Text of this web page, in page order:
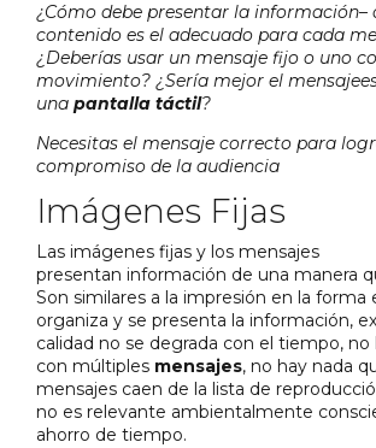
¿Cómo debe presentar la información–
contenido es el adecuado para cada
¿Deberías usar un mensaje fijo o uno
movimiento? ¿Sería mejor el
una pantalla táctil?
Necesitas el mensaje correcto para
compromiso de la audiencia
Imágenes Fijas
Las imágenes fijas y los mensajes
presentan información de una manera
Son similares a la impresión en la forma
organiza y se presenta la información,
calidad no se degrada con el tiempo, no
con múltiples mensajes, no hay nada
mensajes caen de la lista de
no es relevante ambientalmente
ahorro de tiempo.